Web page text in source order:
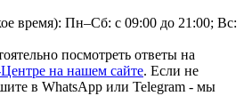
время): Пн–Сб: с 09:00 до 21:00; Вс:
посмотреть ответы на
на нашем сайте. Если не
в WhatsApp или Telegram - мы